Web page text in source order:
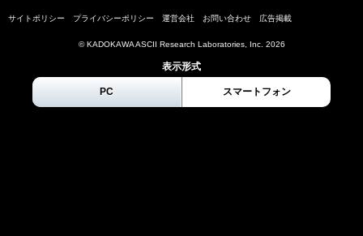
サイトポリシー プライバシーポリシー 運営会社 お問い合わせ 広告掲載
© KADOKAWA ASCII Research Laboratories, Inc. 2026
表示形式
PC スマートフォン